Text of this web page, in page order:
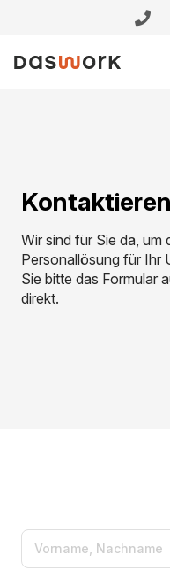
Wir sind für Sie da, um
Personallösung für Ihr
Sie bitte das Formular
direkt.